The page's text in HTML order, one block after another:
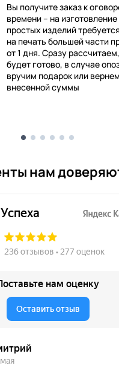
Вы получите заказ к
времени – на
простых изделий
на печать большей части
от 1 дня. Сразу
будет готово, в случае
вручим подарок или
внесенной суммы
нам